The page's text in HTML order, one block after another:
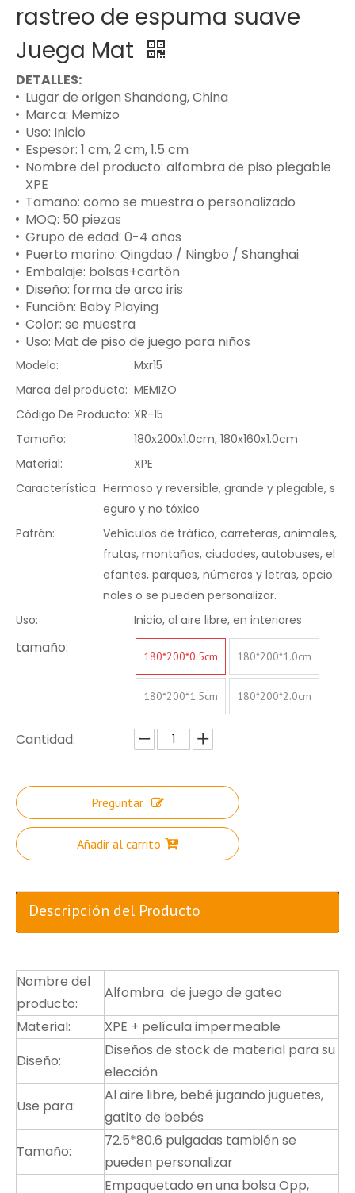
rastreo de espuma suave
Juega Mat
DETALLES:
Lugar de origen Shandong, China
Marca: Memizo
Uso: Inicio
Espesor: 1 cm, 2 cm, 1.5 cm
Nombre del producto: alfombra de piso plegable
XPE
Tamaño: como se muestra o personalizado
MOQ: 50 piezas
Grupo de edad: 0-4 años
Puerto marino: Qingdao / Ningbo / Shanghai
Embalaje: bolsas+cartón
Diseño: forma de arco iris
Función: Baby Playing
Color: se muestra
Uso: Mat de piso de juego para niños
Modelo:
Mxr15
Marca del producto: MEMIZO
Código De Producto: XR-15
Tamaño:
180x200x1.0cm, 180x160x1.0cm
Material:
XPE
Característica: Hermoso y reversible, grande y plegable, s
eguro y no tóxico
Patrón:
Vehículos de tráfico, carreteras, animales,
frutas, montañas, ciudades, autobuses, el
efantes, parques, números y letras, opcio
nales o se pueden personalizar.
Uso:
Inicio, al aire libre, en interiores
tamaño: 180*200*0.5cm 180*200*1.0cm
180*200*1.5cm 180*200*2.0cm
Cantidad:
Preguntar
Añadir al carrito
Descripción del Producto
Nombre del
producto:
Alfombra de juego de gateo
Material:
XPE + película impermeable
Diseño:
Diseños de stock de material para su
elección
Use para:
Al aire libre, bebé jugando juguetes,
gatito de bebés
Tamaño:
72.5*80.6 pulgadas también se
pueden personalizar
Empaquetado en una bolsa Opp,